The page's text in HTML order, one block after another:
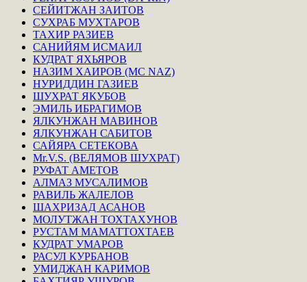
СЕЙИТЖАН ЗАИТОВ
СУХРАБ МУХТАРОВ
ТАХИР РАЗИЕВ
САНИЙЯМ ИСМАИЛ
КУДРАТ ЯХЬЯРОВ
НАЗИМ ХАИРОВ (MC NAZ)
НУРИДДИН ГАЗИЕВ
ШУХРАТ ЯКУБОВ
ЭМИЛЬ ИБРАГИМОВ
ЯЛКУНЖАН МАВИНОВ
ЯЛКУНЖАН САБИТОВ
САЙЯРА СЕТЕКОВА
Mr.V.S. (ВЕЛЯМОВ ШУХРАТ)
РУФАТ АМЕТОВ
АЛМАЗ МУСАЛИМОВ
РАВИЛЬ ЖАЛЕЛОВ
ШАХРИЗАД АСАНОВ
МОЛУТЖАН ТОХТАХУНОВ
РУСТАМ МАМАТТОХТАЕВ
КУДРАТ УМАРОВ
РАСУЛ КУРБАНОВ
УМИДЖАН КАРИМОВ